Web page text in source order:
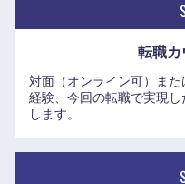
これまでにない規模感で
推進、2024年4月から本
ど、一人ひとりがプロフ
れ、成長できる環境が整っ
営業利益共に増加を続け
え抜きの社員から見ても
転職カ
対面（オンライン可）ま
経験、今回の転職で実現
します。